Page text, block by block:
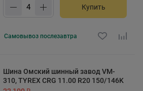
Купить
Самовывоз послезавтра
Шина Омский шинный завод VM-
310, TYREX CRG 11.00 R20 150/146K